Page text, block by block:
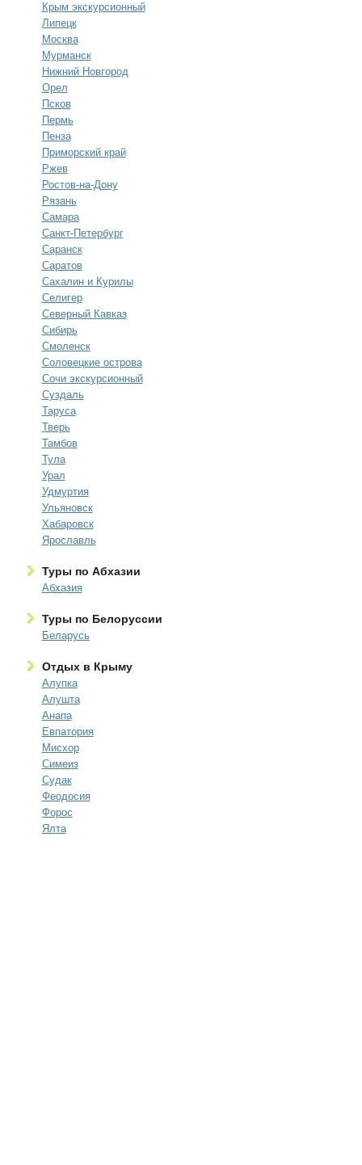
Крым экскурсионный
Липецк
Москва
Мурманск
Нижний Новгород
Орел
Псков
Пермь
Пенза
Приморский край
Ржев
Ростов-на-Дону
Рязань
Самара
Санкт-Петербург
Саранск
Саратов
Сахалин и Курилы
Селигер
Северный Кавказ
Сибирь
Смоленск
Соловецкие острова
Сочи экскурсионный
Суздаль
Таруса
Тверь
Тамбов
Тула
Урал
Удмуртия
Ульяновск
Хабаровск
Ярославль
Туры по Абхазии
Абхазия
Туры по Белоруссии
Беларусь
Отдых в Крыму
Алупка
Алушта
Анапа
Евпатория
Мисхор
Симеиз
Судак
Феодосия
Форос
Ялта